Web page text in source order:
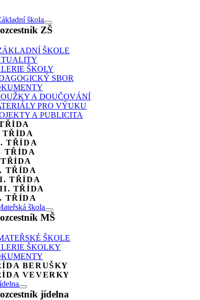
škola
ZŠ
ŠKOLE
ŠKOLY
SBOR
A DOUČOVÁNÍ
PRO VÝUKU
A PUBLICITA
TŘÍDA
TŘÍDA
TŘÍDA
TŘÍDA
TŘÍDA
TŘÍDA
škola
MŠ
ŠKOLE
ŠKOLKY
BERUŠKY
VEVERKY
jídelna